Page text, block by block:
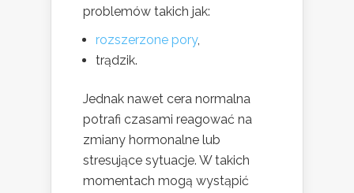
problemów takich jak:
rozszerzone pory,
trądzik.
Jednak nawet cera normalna
potrafi czasami reagować na
zmiany hormonalne lub
stresujące sytuacje. W takich
momentach mogą wystąpić